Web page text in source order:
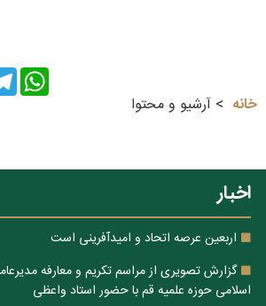
خانه
آرشیو و محتوا
اخبار
اربعین عرصه اتحاد و امیدآفرینی است
گزارش تصویری از مراسم تکریم و معارفه
اسلامی حوزه علمیه قم با حضور استاد واعظی